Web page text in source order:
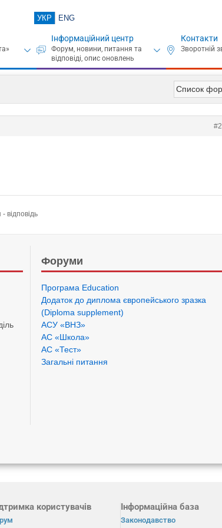
УКР ENG
Інформаційний центр Контакти
Список
відповідь
Форуми
Програма Eduсation
Додаток до диплома європейського зразка
(Diploma supplement)
АСУ «ВНЗ»
АС «Школа»
АС «Тест»
Загальні питання
користувачів Інформаційна база
Законодавство